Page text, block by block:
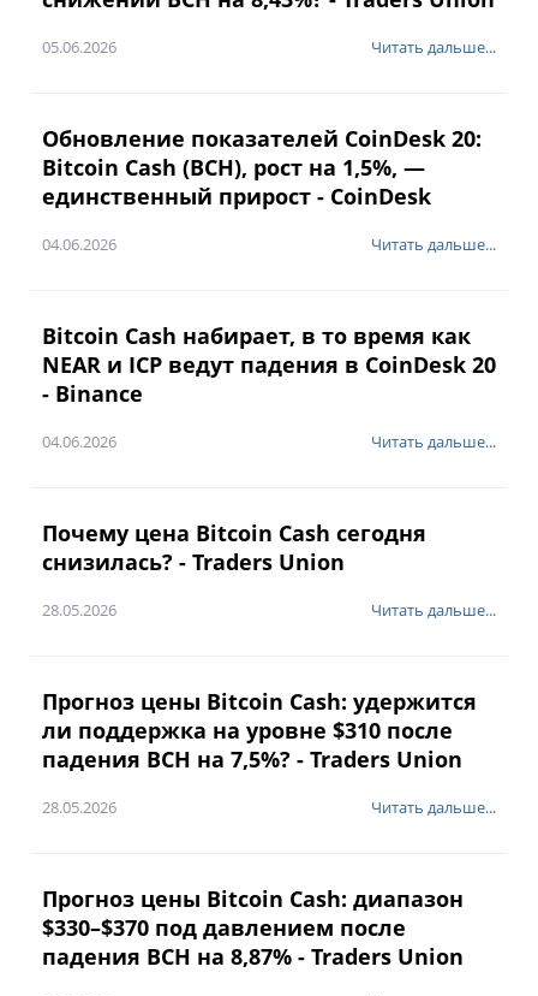
05.06.2026 Читать дальше...
Обновление показателей CoinDesk 20:
Bitcoin Cash (BCH), рост на 1,5%, —
единственный прирост - CoinDesk
04.06.2026 Читать дальше...
Bitcoin Cash набирает, в то время как
NEAR и ICP ведут падения в CoinDesk 20
- Binance
04.06.2026 Читать дальше...
Почему цена Bitcoin Cash сегодня
снизилась? - Traders Union
28.05.2026 Читать дальше...
Прогноз цены Bitcoin Cash: удержится
ли поддержка на уровне $310 после
падения BCH на 7,5%? - Traders Union
28.05.2026 Читать дальше...
Прогноз цены Bitcoin Cash: диапазон
$330–$370 под давлением после
падения BCH на 8,87% - Traders Union